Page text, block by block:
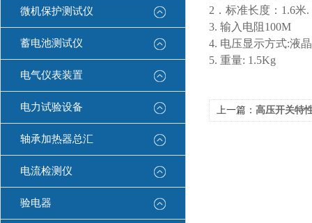
微机保护测试仪
蓄电池测试仪
电气仪表装置
电力试验设备
轴承加热器总汇
电流检测仪
验电器
2．标准长度：1.6米.
3. 输入电阻100M
4. 电压显示方式:液
5. 重量: 1.5Kg
上一篇： 高压开关特